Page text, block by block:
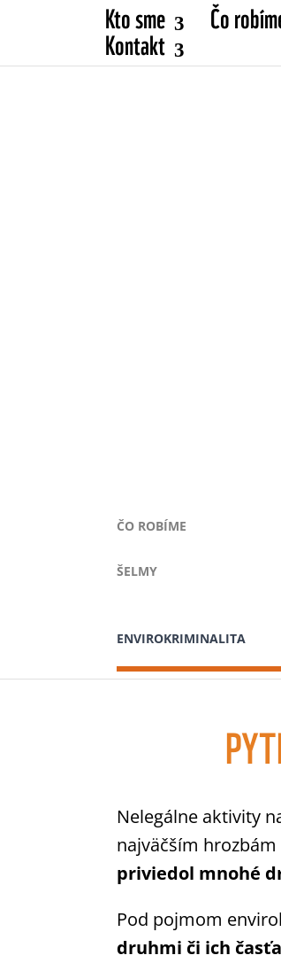
Kto sme Čo
Kontakt
ČO ROBÍME
ŠELMY
ENVIROKRIMINALITA
Nelegálne aktivity
najväčším
priviedol mnohé
Pod pojmom
druhmi či ich